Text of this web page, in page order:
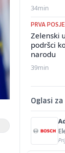
34min
PRVA
Zelenski
podršci
narodu
39min
Oglasi